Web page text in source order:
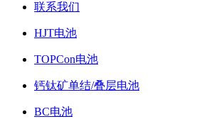
联系我们
HJT电池
TOPCon电池
钙钛矿单结/叠层电池
BC电池